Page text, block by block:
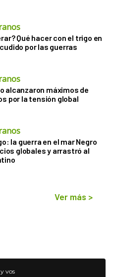
Qué hacer con el trigo en
por las guerras
alcanzaron máximos de
por la tensión global
la guerra en el mar Negro
globales y arrastró al
Ver más >
vos